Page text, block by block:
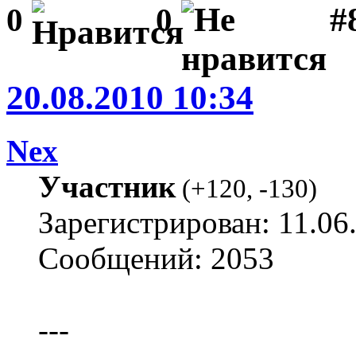
0 0
20.08.2010 10:34
Nex
Участник(+120, -130)
Зарегистрирован:
Сообщений: 2053
---